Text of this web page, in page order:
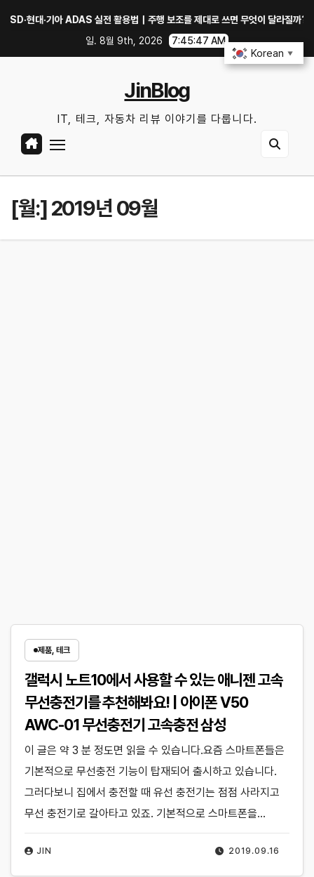
대·기아 ADAS 실전 활용법｜주행 보조를 제대로 쓰면 무엇이 달라질까?
일. 8월 9th, 2026
7:45:47 AM
JinBlog
IT, 테크, 자동차 리뷰 이야기를 다룹니다.
[월:]2019년 09월
제품, 테크
갤럭시 노트10에서 사용할 수 있는 애니젠 고속
무선충전기를 추천해봐요! | 아이폰 V50
AWC-01 무선충전기 고속충전 삼성
2019.09.16
JIN
이 글은 약 3 분 정도면 읽을 수 있습니다.요즘 스마트폰들은
기본적으로 무선충전 기능이 탑재되어 출시하고 있습니다.
그러다보니 집에서 충전할 때 유선 충전기는 점점 사라지고
무선 충전기로 갈아타고 있죠. 기본적으로 스마트폰을…
Korean ▼